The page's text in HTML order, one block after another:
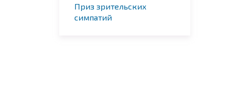
Приз зрительских
симпатий